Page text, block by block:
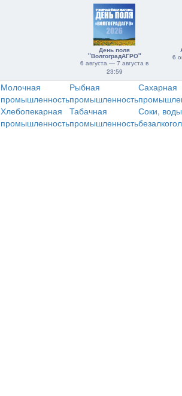
День поля
"ВолгоградАГРО"
6 августа — 7 августа в
23:59
6
Молочная
промышленность
Рыбная
промышленность
Сахарная
Хлебопекарная
промышленность
Табачная
промышленность
Соки,